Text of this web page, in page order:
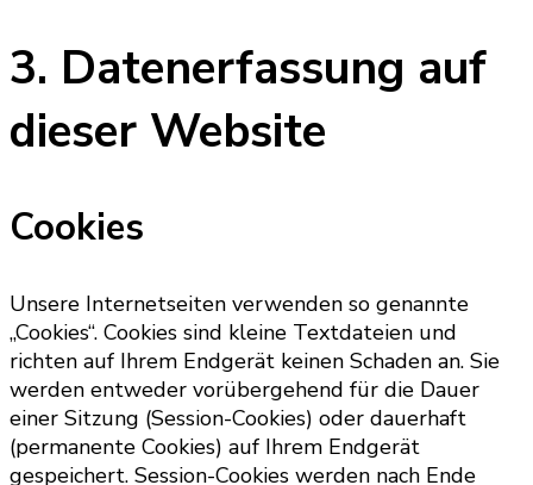
3. Datenerfassung auf
dieser Website
Cookies
Unsere Internetseiten verwenden so genannte
„Cookies“. Cookies sind kleine Textdateien und
richten auf Ihrem Endgerät keinen Schaden an. Sie
werden entweder vorübergehend für die Dauer
einer Sitzung (Session-Cookies) oder dauerhaft
(permanente Cookies) auf Ihrem Endgerät
gespeichert. Session-Cookies werden nach Ende